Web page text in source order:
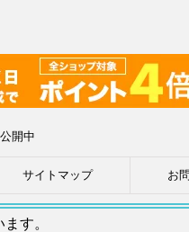
開中
サイトマップ お
す。